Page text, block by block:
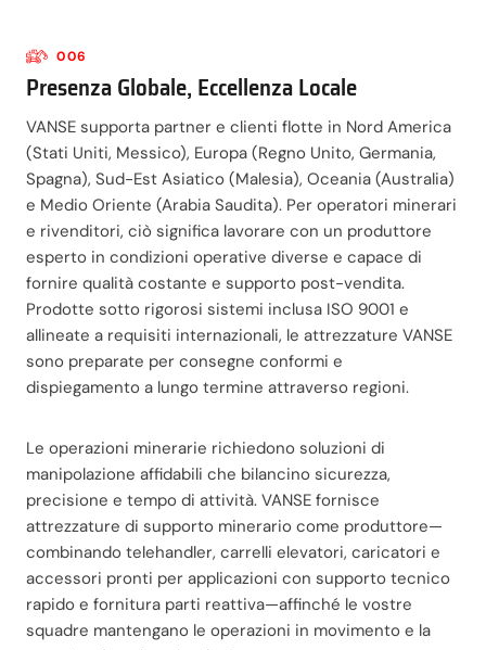
006
Presenza Globale, Eccellenza Locale
VANSE supporta partner e clienti flotte in Nord America
(Stati Uniti, Messico), Europa (Regno Unito, Germania,
Spagna), Sud-Est Asiatico (Malesia), Oceania (Australia)
e Medio Oriente (Arabia Saudita). Per operatori minerari
e rivenditori, ciò significa lavorare con un produttore
esperto in condizioni operative diverse e capace di
fornire qualità costante e supporto post-vendita.
Prodotte sotto rigorosi sistemi inclusa ISO 9001 e
allineate a requisiti internazionali, le attrezzature VANSE
sono preparate per consegne conformi e
dispiegamento a lungo termine attraverso regioni.
Le operazioni minerarie richiedono soluzioni di
manipolazione affidabili che bilancino sicurezza,
precisione e tempo di attività. VANSE fornisce
attrezzature di supporto minerario come produttore—
combinando telehandler, carrelli elevatori, caricatori e
accessori pronti per applicazioni con supporto tecnico
rapido e fornitura parti reattiva—affinché le vostre
squadre mantengano le operazioni in movimento e la